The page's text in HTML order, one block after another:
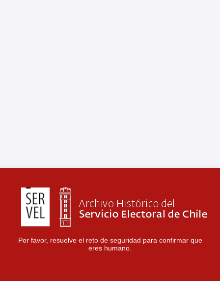
Por favor, resuelve el reto de seguridad para confirmar que
eres humano.